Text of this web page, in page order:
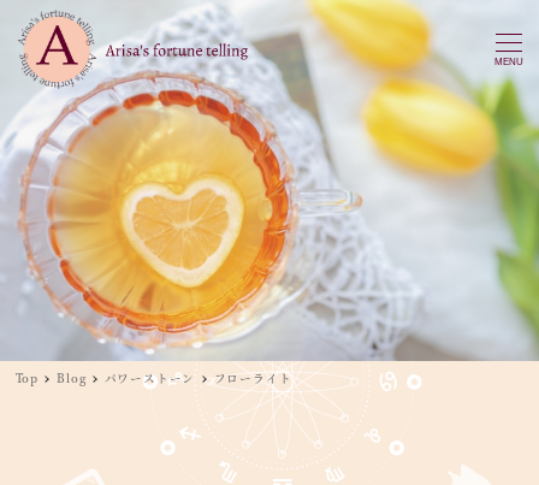
MENU
Top Blog パワーストーン フローライト